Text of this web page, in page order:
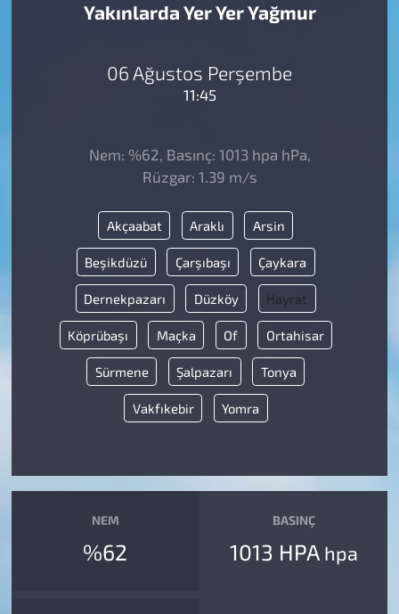
Yakınlarda Yer Yer Yağmur
06 Ağustos Perşembe
11:45
Nem: %62, Basınç: 1013 hpa hPa,
Rüzgar: 1.39 m/s
Akçaabat Araklı Arsin
Beşikdüzü Çarşıbaşı Çaykara
Dernekpazarı Düzköy Hayrat
Köprübaşı Maçka Of Ortahisar
Sürmene Şalpazarı Tonya
Vakfıkebir Yomra
NEM
%62
BASINÇ
1013 HPA hpa